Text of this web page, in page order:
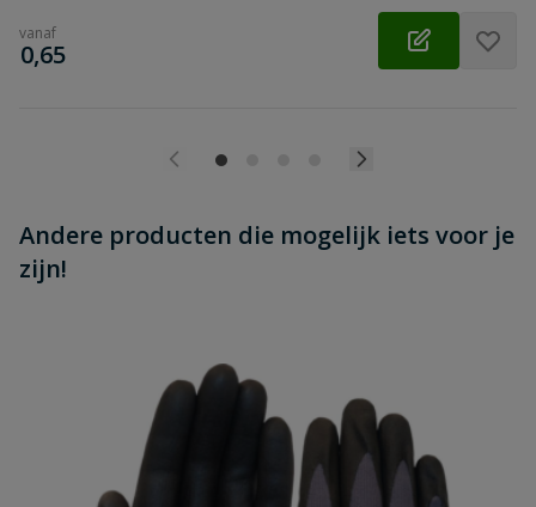
vanaf
€
0,65
Andere producten die mogelijk iets voor je
zijn!